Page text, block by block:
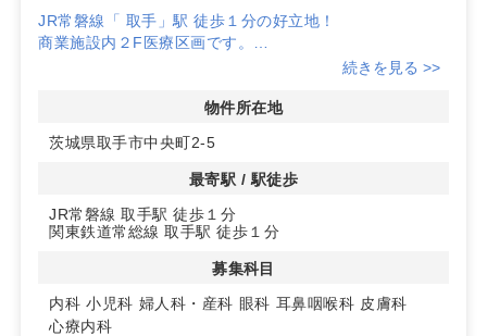
JR常磐線「 取手」駅 徒歩１分の好立地！
商業施設内２F医療区画です。
続きを見る >>
物件所在地
茨城県取手市中央町2-5
最寄駅 / 駅徒歩
JR常磐線 取手駅 徒歩１分
関東鉄道常総線 取手駅 徒歩１分
募集科目
内科 小児科 婦人科・産科 眼科 耳鼻咽喉科 皮膚科
心療内科